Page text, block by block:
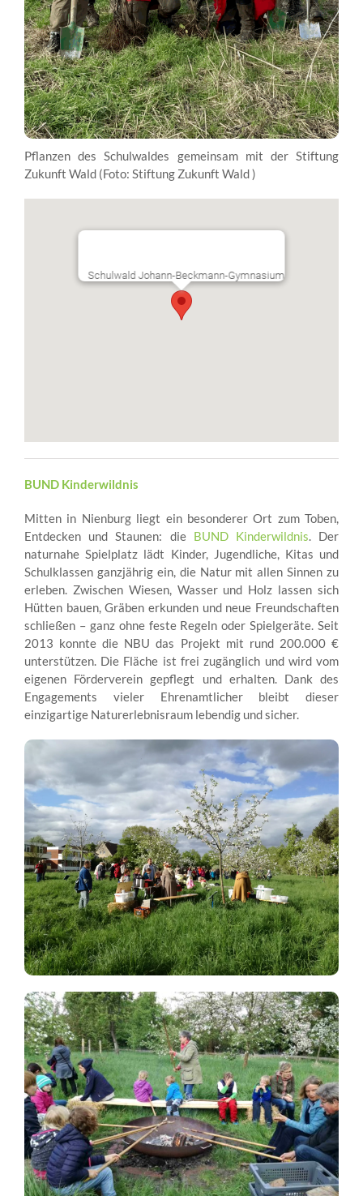
Pflanzen des Schulwaldes gemeinsam mit der Stiftung
Zukunft Wald (Foto: Stiftung Zukunft Wald )
Schulwald Johann-Beckmann-Gymnasium
BUND Kinderwildnis
Mitten in Nienburg liegt ein besonderer Ort zum Toben,
Entdecken und Staunen: die BUND Kinderwildnis. Der
naturnahe Spielplatz lädt Kinder, Jugendliche, Kitas und
Schulklassen ganzjährig ein, die Natur mit allen Sinnen zu
erleben. Zwischen Wiesen, Wasser und Holz lassen sich
Hütten bauen, Gräben erkunden und neue Freundschaften
schließen – ganz ohne feste Regeln oder Spielgeräte. Seit
2013 konnte die NBU das Projekt mit rund 200.000 €
unterstützen. Die Fläche ist frei zugänglich und wird vom
eigenen Förderverein gepflegt und erhalten. Dank des
Engagements vieler Ehrenamtlicher bleibt dieser
einzigartige Naturerlebnisraum lebendig und sicher.